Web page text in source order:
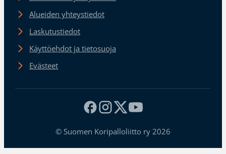
Alueiden yhteystiedot
Laskutustiedot
Käyttöehdot ja tietosuoja
Evästeet
© Suomen Koripalloliitto ry 2026